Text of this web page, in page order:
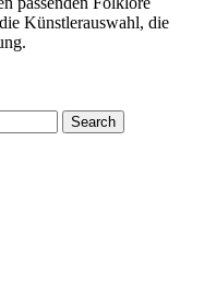
Künstlerauswahl, die